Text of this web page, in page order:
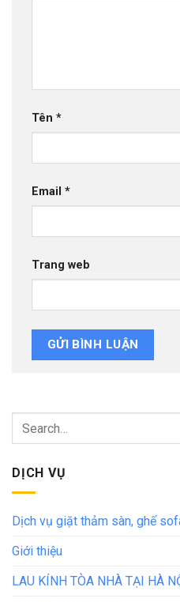
Tên *
Email *
Trang web
DỊCH VỤ
Dịch vụ giặt thảm sàn, ghế
Giới thiệu
LAU KÍNH TÒA NHÀ TẠI HÀ